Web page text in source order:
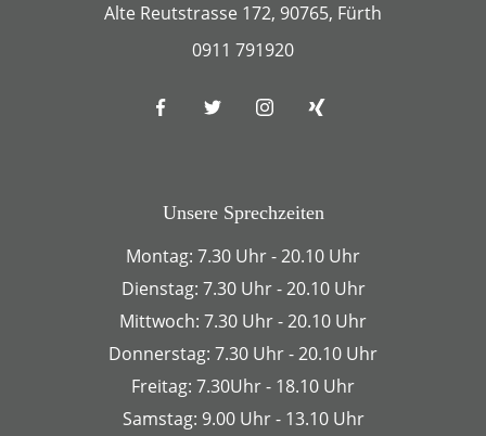
Alte Reutstrasse 172, 90765, Fürth
0911 791920
Unsere Sprechzeiten
Montag: 7.30 Uhr - 20.10 Uhr
Dienstag: 7.30 Uhr - 20.10 Uhr
Mittwoch: 7.30 Uhr - 20.10 Uhr
Donnerstag: 7.30 Uhr - 20.10 Uhr
Freitag: 7.30Uhr - 18.10 Uhr
Samstag: 9.00 Uhr - 13.10 Uhr